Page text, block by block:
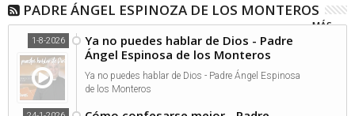
PADRE ÁNGEL ESPINOZA DE LOS MONTEROS
MÁS...
Ya no puedes hablar de Dios - Padre
Ángel Espinosa de los Monteros
1-8-2026
Ya no puedes hablar de Dios - Padre Ángel Espinosa
de los Monteros